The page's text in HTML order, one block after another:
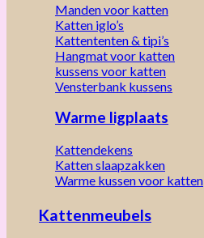
Manden voor katten
Katten iglo’s
Kattententen & tipi’s
Hangmat voor katten
kussens voor katten
Vensterbank kussens
Warme ligplaats
Kattendekens
Katten slaapzakken
Warme kussen voor katten
Kattenmeubels